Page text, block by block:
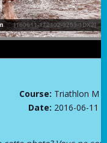
Course: Triathlon M
Date: 2016-06-11